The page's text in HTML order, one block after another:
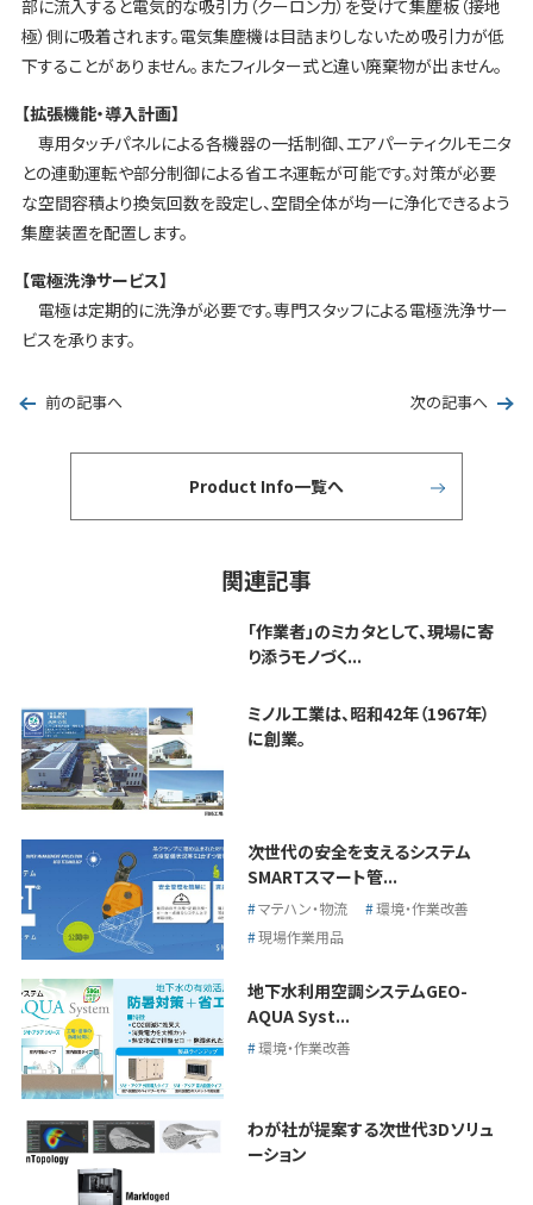
部に流入すると電気的な吸引力（クーロン力）を受けて集塵板（接地
極）側に吸着されます。電気集塵機は目詰まりしないため吸引力が低
下することがありません。またフィルター式と違い廃棄物が出ません。
【拡張機能・導入計画】
専用タッチパネルによる各機器の一括制御、エアパーティクルモニタ
との連動運転や部分制御による省エネ運転が可能です。対策が必要
な空間容積より換気回数を設定し、空間全体が均一に浄化できるよう
集塵装置を配置します。
【電極洗浄サービス】
電極は定期的に洗浄が必要です。専門スタッフによる電極洗浄サー
ビスを承ります。
前の記事へ 次の記事へ
Product Info一覧へ
関連記事
「作業者」のミカタとして、現場に寄
り添うモノづく...
ミノル工業は、昭和42年（1967年）
に創業。
次世代の安全を支えるシステム
SMARTスマート管...
マテハン・物流
環境・作業改善
現場作業用品
地下水利用空調システムGEO-
AQUA Syst...
環境・作業改善
わが社が提案する次世代3Dソリュ
ーション